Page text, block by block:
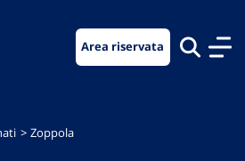
Area riservata
Zoppola